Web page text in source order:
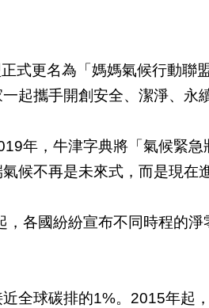
式更名為「媽媽氣候行動聯
起攜手開創安全、潔淨、永
年，牛津字典將「氣候緊
候不再是未來式，而是現在
各國紛紛宣布不同時程的
全球碳排的1%。2015年起